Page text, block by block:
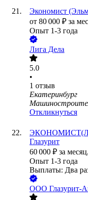
Экономист
от 80 000 ₽ за
Опыт 1-3 года
Лига Дела
5.0
•
1 отзыв
Екатеринбург
Откликнуться
Глазурит
60 000 ₽ за месяц,
Опыт 1-3 года
Выплаты: Два
ООО Глазурит-